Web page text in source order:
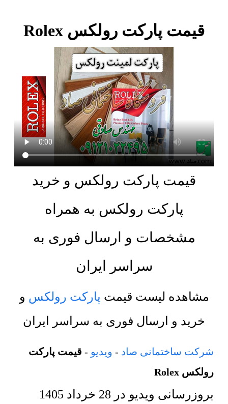
قیمت پارکت رولکس Rolex
قیمت پارکت رولکس و خرید
پارکت رولکس به همراه
مشخصات و ارسال فوری به
سراسر ایران
مشاهده لیست قیمت پارکت رولکس و
خرید و ارسال فوری به سراسر ایران
شرکت ساختمانی صاد - ویدیو - قیمت پارکت
رولکس Rolex
بروزرسانی ویدیو در 28 خرداد 1405